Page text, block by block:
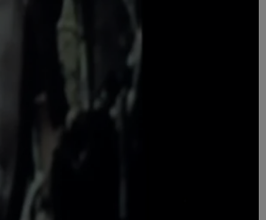
trouverez ci-dessous les activités